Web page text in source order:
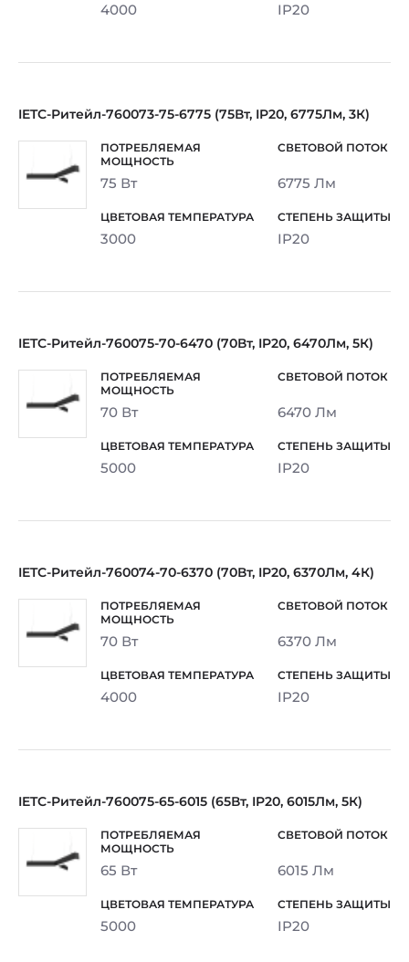
4000 IP20
IETC-Ритейл-760073-75-6775 (75Вт, IP20, 6775Лм, 3К)
75 Вт 6775 Лм
3000 IP20
IETC-Ритейл-760075-70-6470 (70Вт, IP20, 6470Лм, 5К)
70 Вт 6470 Лм
5000 IP20
IETC-Ритейл-760074-70-6370 (70Вт, IP20, 6370Лм, 4К)
70 Вт 6370 Лм
4000 IP20
IETC-Ритейл-760075-65-6015 (65Вт, IP20, 6015Лм, 5К)
65 Вт 6015 Лм
5000 IP20